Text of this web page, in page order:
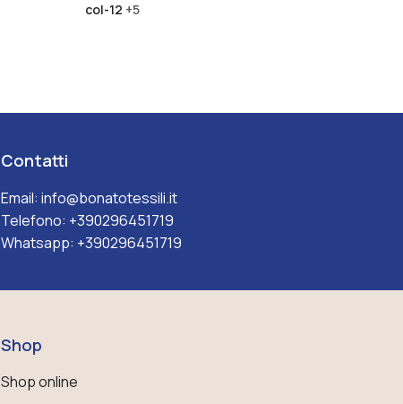
col-12 +5
Contatti
Email:info@bonatotessili.it
Telefono: +390296451719
Whatsapp: +390296451719
Shop
Shop online